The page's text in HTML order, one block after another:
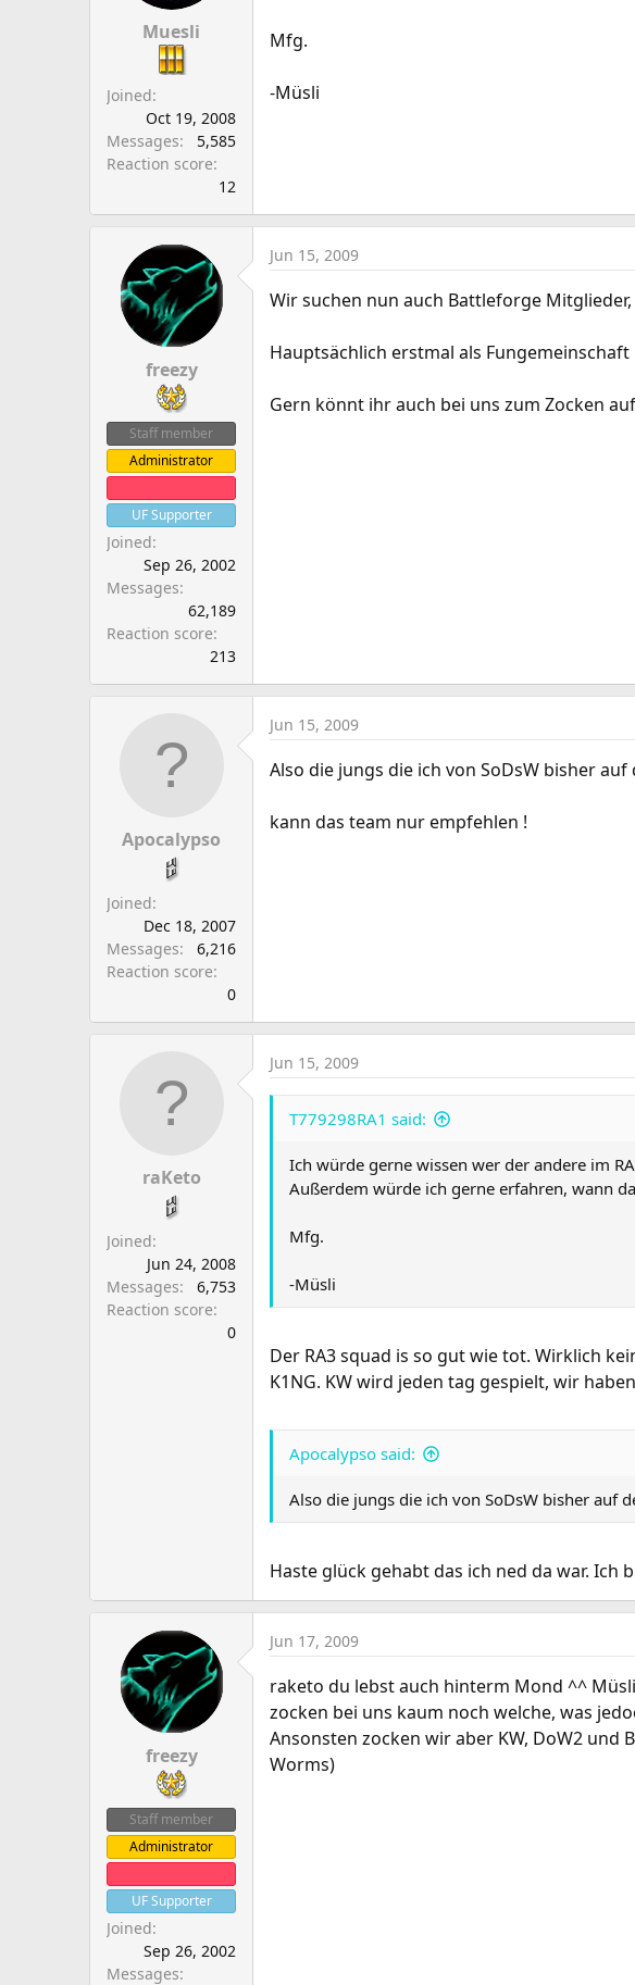
r
e
Muesli
Joined
Oct 19, 2008
Messages
5,585
Reaction score
12
Mfg.
-Müsli
freezy
Staff member
Administrator
UF Supporter
Joined
Sep 26, 2002
Messages
62,189
Reaction score
213
Jun 15, 2009
Wir suchen nun auch Battleforge
Hauptsächlich erstmal als
Gern könnt ihr auch bei uns zum Zocken
Apocalypso
Joined
Dec 18, 2007
Messages
6,216
Reaction score
0
Jun 15, 2009
Also die jungs die ich von SoDsW bisher
kann das team nur empfehlen !
raKeto
Joined
Jun 24, 2008
Messages
6,753
Reaction score
0
Jun 15, 2009
T779298RA1 said:
Ich würde gerne wissen wer der andere im
Außerdem würde ich gerne erfahren, wann
Mfg.
-Müsli
Der RA3 squad is so gut wie tot. Wirklich
K1NG. KW wird jeden tag gespielt, wir
Apocalypso said:
Also die jungs die ich von SoDsW bisher auf
Haste glück gehabt das ich ned da war. Ich
freezy
Staff member
Administrator
UF Supporter
Joined
Sep 26, 2002
Messages
Jun 17, 2009
raketo du lebst auch hinterm Mond ^^
zocken bei uns kaum noch welche, was
Ansonsten zocken wir aber KW, DoW2 und
Worms)